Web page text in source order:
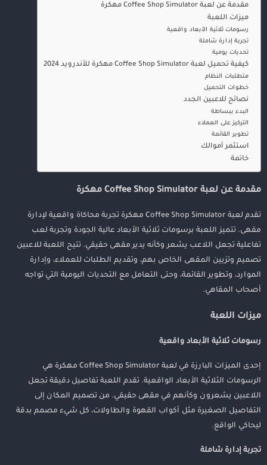
مقدمة عن لعبة Coffee Shop Simulator مهكرة
ميزات اللعبة
رسومات ثلاثية الأبعاد واقعية
تجربة إدارة شاملة
تحديات يومية
كيفية تحميل لعبة Coffee Shop Simulator مهكرة للأندرويد 2024
متطلبات النظام
خطوات التحميل
نصائح للاعبين الجدد
البدء ببساطة
التركيز على العملاء
تطوير القائمة
استثمر أموالك
خاتمة
مقدمة عن لعبة Coffee Shop Simulator مهكرة
تقدم لعبة Coffee Shop Simulator مهكرة تجربة محاكاة واقعية لإدارة
مقهى. تتميز اللعبة برسومات ثلاثية الأبعاد عالية الجودة وتجربة لعب
تفاعلية تجعل اللاعب يشعر وكأنه يدير مقهى حقيقي. تتيح اللعبة للاعبين
تصميم وتزيين المقهى الخاص بهم، وتقديم الطلبات للعملاء، وإدارة
الموارد، وتطوير القائمة، وحتى التعامل مع التحديات اليومية التي تواجه
أصحاب المقاهي.
ميزات اللعبة
رسومات ثلاثية الأبعاد واقعية
إحدى الميزات البارزة في لعبة Coffee Shop Simulator مهكرة هي
الرسومات الثلاثية الأبعاد الواقعية. تقدم اللعبة تفاصيل دقيقة تجعل
اللاعبين يشعرون وكأنهم في مقهى حقيقي. من تصميم المكان إلى
التفاصيل الصغيرة مثل أكواب القهوة والطاولات، كل شيء مصمم بدقة
ليحاكي الواقع.
تجربة إدارة شاملة